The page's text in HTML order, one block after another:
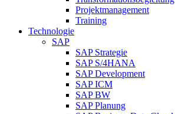
Projektmanagement
Training
Technologie
SAP
SAP Strategie
SAP S/4HANA
SAP Development
SAP ICM
SAP BW
SAP Planung